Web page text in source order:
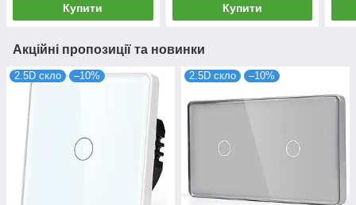
Купити Купити
Акційні пропозиції та новинки
2.5D скло –10% 2.5D скло –10%